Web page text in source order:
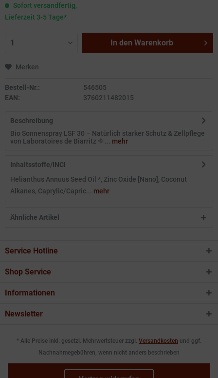
Sofort versandfertig,
Lieferzeit 3-5 Tage*
In den Warenkorb
Merken
Bestell-Nr.:
546505
EAN:
3760211482015
Beschreibung
Bio Sonnenspray LSF 30 – Natürlich starker Schutz & Zellpflege
von Laboratoires de Biarritz 🌞... mehr
Inhaltsstoffe/INCI
Helianthus Annuus Seed Oil *, Zinc Oxide [Nano], Coconut
Alkanes, Caprylic/Capric... mehr
Ähnliche Artikel
Service Hotline
Shop Service
Informationen
Newsletter
* Alle Preise inkl. gesetzl. Mehrwertsteuer zzgl. Versandkosten und ggf.
Nachnahmegebühren, wenn nicht anders beschrieben